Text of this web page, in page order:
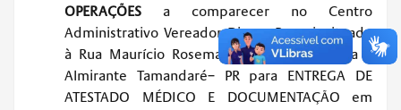
OPERAÇÕES a comparecer no Centro
Administrativo Vereador Dirceu Pavoni, situado
à Rua Maurício Rosemann, nº 15, Cachoeira –
Almirante Tamandaré– PR para ENTREGA DE
ATESTADO MÉDICO E DOCUMENTAÇÃO em